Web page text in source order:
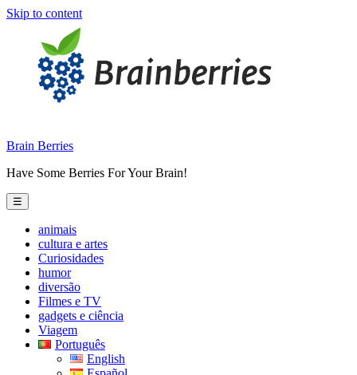
Skip to content
Brain Berries
Have Some Berries For Your Brain!
☰
animais
cultura e artes
Curiosidades
humor
diversão
Filmes e TV
gadgets e ciência
Viagem
Português
English